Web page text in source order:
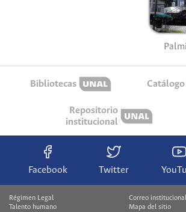
Bibliotecas Catálogo
Repositorio
institucional
Facebook Twitter
Régimen Legal
Talento humano
Correo institucional
Mapa del sitio